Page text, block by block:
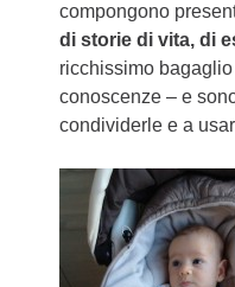
compongono
di storie di vita, di
ricchissimo
conoscenze – e
condividerle e a